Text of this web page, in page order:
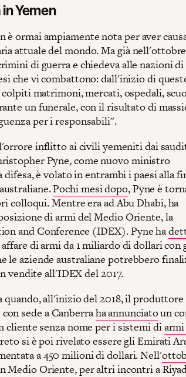
Yemen
è ormai ampiamente nota per aver
attuale del mondo. Ma già
di guerra e chiedeva alle nazioni di
che vi combattono: dall'inizio di
matrimoni, mercati, ospedali,
un funerale, con il risultato di
per i responsabili".
inflitto ai civili yemeniti dai
Pyne, come nuovo ministro
è volato in entrambi i paesi alla
Pochi mesi dopo, Pyne è
colloqui. Mentre era ad Abu Dhabi, ha
di armi del Medio Oriente, la
and Conference (IDEX). Pyne ha
di armi da 1 miliardo di dollari con
le aziende australiane potrebbero
vendite all'IDEX del 2017.
quando, all'inizio del 2018, il
sede a Canberraha annunciatoun
cliente senza nome per i sistemi diarmi
si è poi rivelato essere gli Emirati
a 450 milioni di dollari. Nell'
Medio Oriente, per altri incontri a